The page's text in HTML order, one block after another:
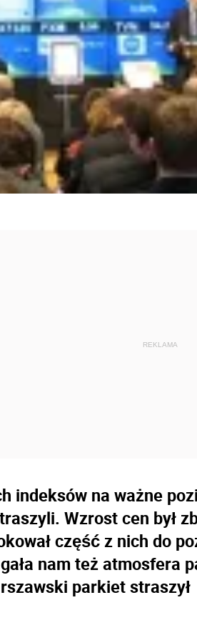
indeksów na ważne
Wzrost cen był
część z nich do
nam też atmosfera
parkiet straszył